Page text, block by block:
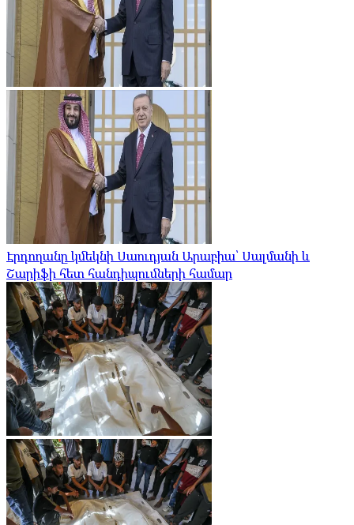
Էրդողանը կմեկնի Սաուդյան Արաբիա՝ Սալմանի և
Շարիֆի հետ հանդիպումների համար